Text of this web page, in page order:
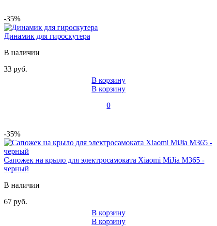
-35%
Динамик для гироскутера
В наличии
33 руб.
В корзину
В корзину
0
-35%
Сапожек на крыло для электросамоката Xiaomi MiJia M365 -
черный
В наличии
67 руб.
В корзину
В корзину